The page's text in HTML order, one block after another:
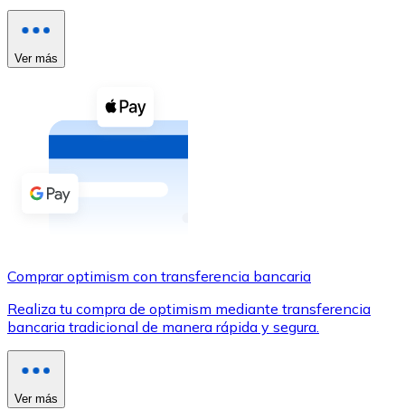
Ver todo
Compra criptomonedas con efectivo en tu tienda más
Comprar con efectivo
Transferencia SEPA
Utiliza tarjetas Visa y Mastercard para comprar
Comprar con tarjeta
Ver más
Comprar optimism con transferencia bancaria
Realiza tu compra de optimism mediante transferencia
bancaria tradicional de manera rápida y segura.
Ver más